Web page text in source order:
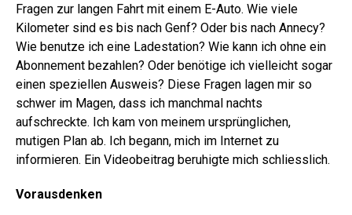
Fragen zur langen Fahrt mit einem E-Auto. Wie viele
Kilometer sind es bis nach Genf? Oder bis nach Annecy?
Wie benutze ich eine Ladestation? Wie kann ich ohne ein
Abonnement bezahlen? Oder benötige ich vielleicht sogar
einen speziellen Ausweis? Diese Fragen lagen mir so
schwer im Magen, dass ich manchmal nachts
aufschreckte. Ich kam von meinem ursprünglichen,
mutigen Plan ab. Ich begann, mich im Internet zu
informieren. Ein Videobeitrag beruhigte mich schliesslich.
Vorausdenken